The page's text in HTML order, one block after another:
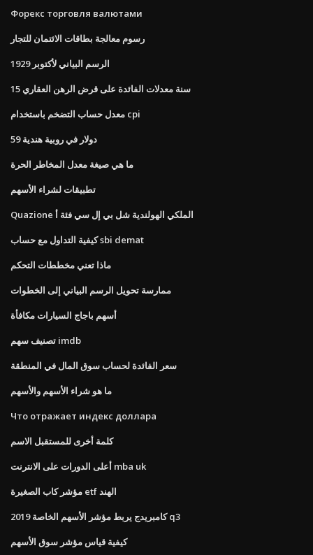
Форекс торговля валютами
رسوم معالجة بطاقات الائتمان للتجار
الرسم البياني لأكتوبر 1929
15 سنة معدلات الفائدة على قرض الرهن العقاري
معدل حساب التضخم باستخدام cpi
59 دولار في روبية هندية
ما هي صيغة معدل المخاطر الحرة
تطبيقات لشراء الأسهم
Quazione الملكي الهولندية شل بي إل سي فئة أ
كيفية التداول مع حساب sbi demat
ماذا تعني مخططات التحكم
ممارسة تحويل الرسم البياني إلى الخطوات
أسهم باجاج السيارات مكافأة
تصنيف سهم imdb
سعر الفائدة لحساب سوق المال في المنطقة
ما هو شراء الأسهم والأسهم
Что отражает индекс доллара
كلمة أخرى للمستقبل الاسم
أعلى الدورات على الانترنت mba uk
مؤشر كاب الصغيرة etf الهند
كامبريدج يربط مؤشر الأسهم الخاصة 2019 q3
كيفية قياس مؤشر سوق الأسهم